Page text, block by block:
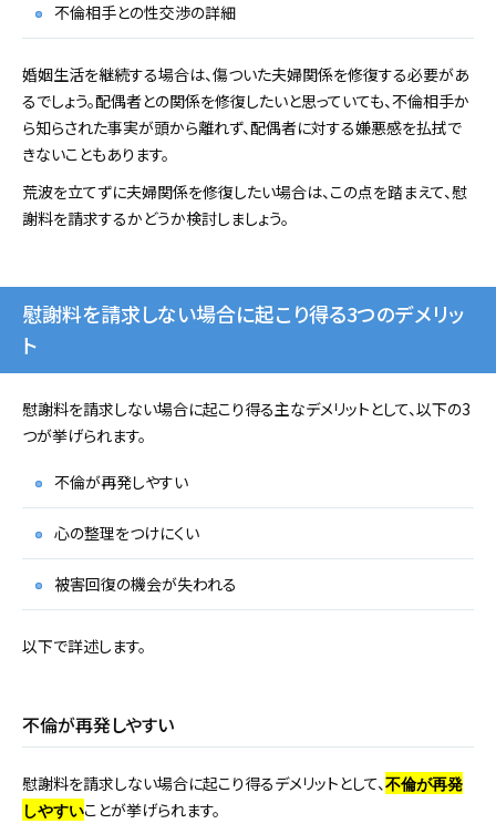
不倫相手との性交渉の詳細
婚姻生活を継続する場合は、傷ついた夫婦関係を修復する必要があ
るでしょう。配偶者との関係を修復したいと思っていても、不倫相手か
ら知らされた事実が頭から離れず、配偶者に対する嫌悪感を払拭で
きないこともあります。
荒波を立てずに夫婦関係を修復したい場合は、この点を踏まえて、慰
謝料を請求するかどうか検討しましょう。
慰謝料を請求しない場合に起こり得る3つのデメリッ
ト
慰謝料を請求しない場合に起こり得る主なデメリットとして、以下の3
つが挙げられます。
不倫が再発しやすい
心の整理をつけにくい
被害回復の機会が失われる
以下で詳述します。
不倫が再発しやすい
慰謝料を請求しない場合に起こり得るデメリットとして、不倫が再発
しやすいことが挙げられます。